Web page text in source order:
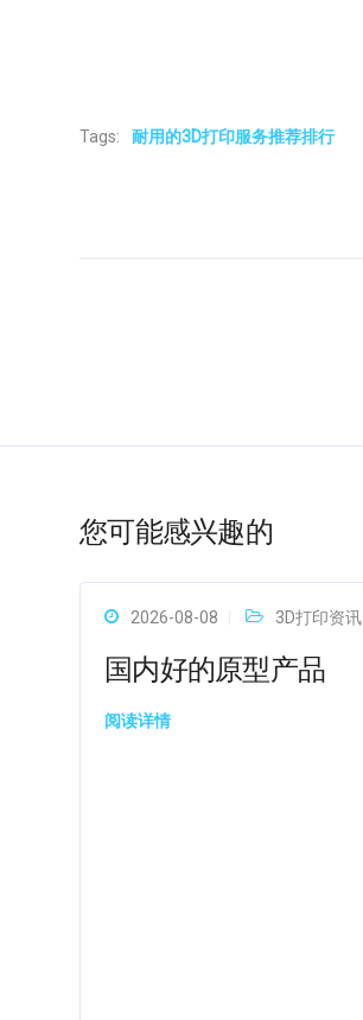
Tags: 耐用的3D打印服务推荐排行
您可能感兴趣的
2026-08-08 3D打印资讯
国内好的原型产品
阅读详情